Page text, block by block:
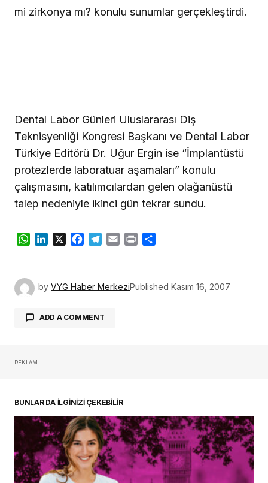
mi zirkonya mı? konulu sunumlar gerçekleştirdi.
Dental Labor Günleri Uluslararası Diş
Teknisyenliği Kongresi Başkanı ve Dental Labor
Türkiye Editörü Dr. Uğur Ergin ise “İmplantüstü
protezlerde laboratuar aşamaları” konulu
çalışmasını, katılımcılardan gelen olağanüstü
talep nedeniyle ikinci gün tekrar sundu.
WhatsApp
LinkedIn
X Facebook
Telegram
Email Print
by VYG Haber MerkeziPublished Kasım 16, 2007
ADD A COMMENT
REKLAM
BUNLAR DA İLGİNİZİ ÇEKEBİLİR